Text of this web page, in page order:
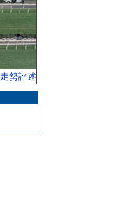
勢評述